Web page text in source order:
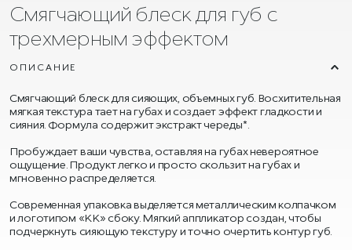
Смягчающий блеск для губ с
трехмерным эффектом
ОПИСАНИЕ
Cмягчающий блеск для сияющих, объемных губ. Восхитительная
мягкая текстура тает на губах и создает эффект гладкости и
сияния. Формула содержит экстракт череды*.
Пробуждает ваши чувства, оставляя на губах невероятное
ощущение. Продукт легко и просто скользит на губах и
мгновенно распределяется.
Современная упаковка выделяется металлическим колпачком
и логотипом «KK» сбоку. Мягкий аппликатор создан, чтобы
подчеркнуть сияющую текстуру и точно очертить контур губ.